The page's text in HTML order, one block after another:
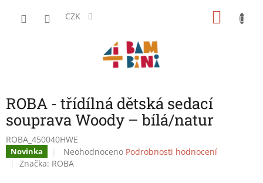
CZK
ROBA - třídílná dětská sedací
souprava Woody – bílá/natur
ROBA_450040HWE
Novinka
Průměrné
hodnocení
Neohodnoceno Podrobnosti hodnocení
Značka: ROBA